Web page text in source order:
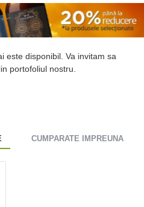
este disponibil. Va invitam sa
portofoliul nostru.
CUMPARATE IMPREUNA